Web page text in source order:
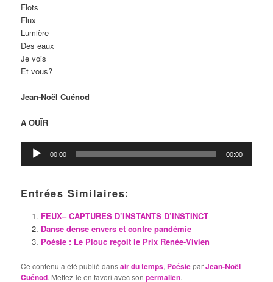
Flots
Flux
Lumière
Des eaux
Je vois
Et vous?
Jean-Noël Cuénod
A OUÏR
Lecteur
audio
00:00 00:00
Entrées Similaires:
FEUX– CAPTURES D’INSTANTS D’INSTINCT
Danse dense envers et contre pandémie
Poésie : Le Plouc reçoit le Prix Renée-Vivien
Ce contenu a été publié dansair du temps, PoésieparJean-Noël
Cuénod. Mettez-le en favori avec sonpermalien.